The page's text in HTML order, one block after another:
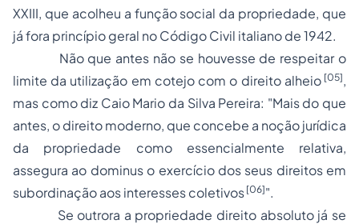
XXIII, que acolheu a função social da propriedade, que
já fora princípio geral no Código Civil italiano de 1942.
Não que antes não se houvesse de respeitar o
limite da utilização em cotejo com o direito alheio [05],
mas como diz Caio Mario da Silva Pereira: "Mais do que
antes, o direito moderno, que concebe a noção jurídica
da propriedade como essencialmente relativa,
assegura ao dominus o exercício dos seus direitos em
subordinação aos interesses coletivos [06]".
Se outrora a propriedade direito absoluto já se